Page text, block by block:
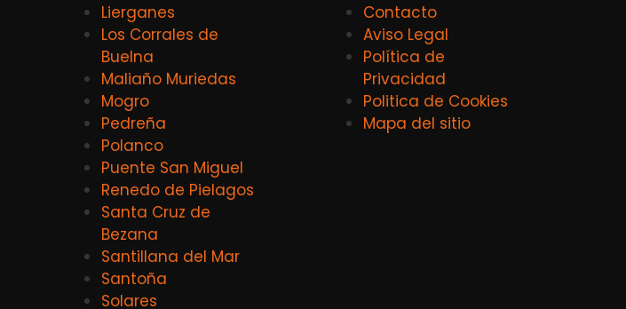
Lierganes
Los Corrales de
Buelna
Maliaño Muriedas
Mogro
Pedreña
Polanco
Puente San Miguel
Renedo de Pielagos
Santa Cruz de
Bezana
Santillana del Mar
Santoña
Solares
Contacto
Aviso Legal
Política de
Privacidad
Politica de Cookies
Mapa del sitio